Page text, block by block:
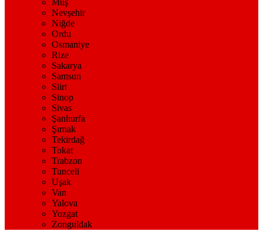
Muş
Nevşehir
Niğde
Ordu
Osmaniye
Rize
Sakarya
Samsun
Siirt
Sinop
Sivas
Şanlıurfa
Şırnak
Tekirdağ
Tokat
Trabzon
Tunceli
Uşak
Van
Yalova
Yozgat
Zonguldak